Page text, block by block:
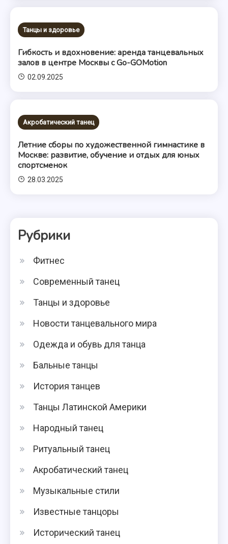
Танцы и здоровье
Гибкость и вдохновение: аренда танцевальных
залов в центре Москвы с Go-GOMotion
02.09.2025
Акробатический танец
Летние сборы по художественной гимнастике в
Москве: развитие, обучение и отдых для юных
спортсменок
28.03.2025
Рубрики
Фитнес
Современный танец
Танцы и здоровье
Новости танцевального мира
Одежда и обувь для танца
Бальные танцы
История танцев
Танцы Латинской Америки
Народный танец
Ритуальный танец
Акробатический танец
Музыкальные стили
Известные танцоры
Исторический танец